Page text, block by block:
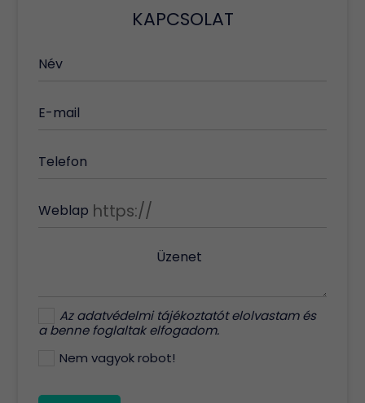
KAPCSOLAT
Név
E-mail
Telefon
Weblap
Üzenet
Azadatvédelmi tájékoztatótelolvastam és
a benne foglaltak elfogadom.
Nem vagyok robot!